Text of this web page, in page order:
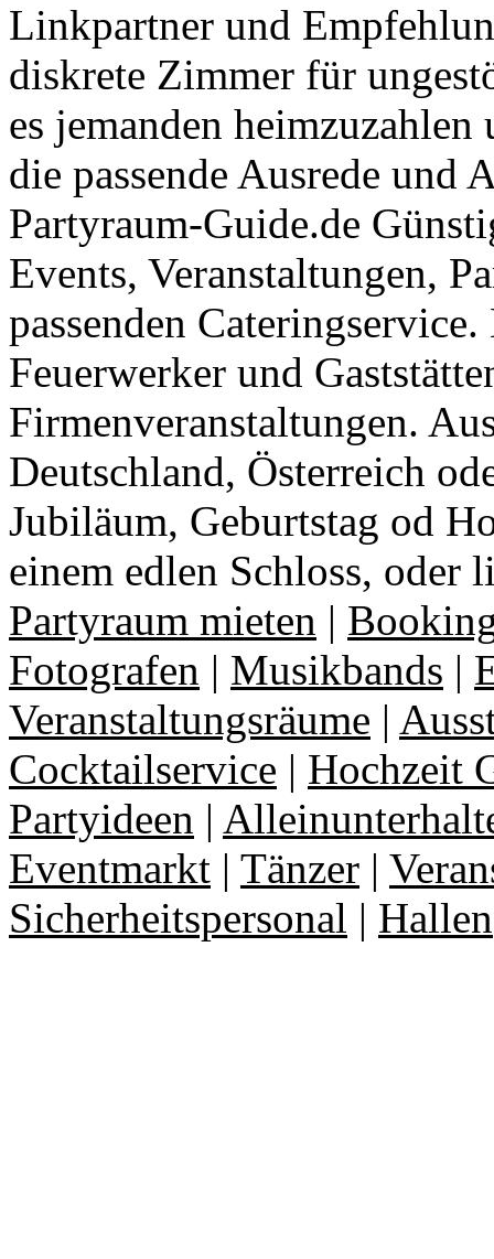
Linkpartner und
diskrete Zimmer für
es jemanden
die passende Ausrede und
Partyraum-Guide.de
Events, Veranstaltungen,
passenden
Feuerwerker und
Firmenveranstaltungen.
Deutschland, Österreich
Jubiläum, Geburtstag od
einem edlen Schloss, oder
Partyraum mieten |
Fotografen | Musikbands |
Veranstaltungsräume |
Cocktailservice | Hochzeit
Partyideen |
Eventmarkt | Tänzer |
Sicherheitspersonal | Hallen